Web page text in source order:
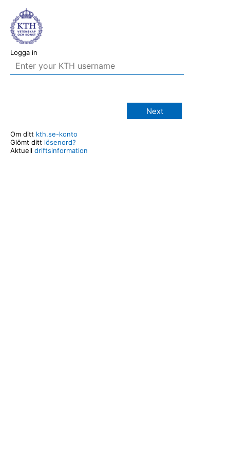
Logga in
Next
Om ditt kth.se-konto
Glömt ditt lösenord?
Aktuell driftsinformation